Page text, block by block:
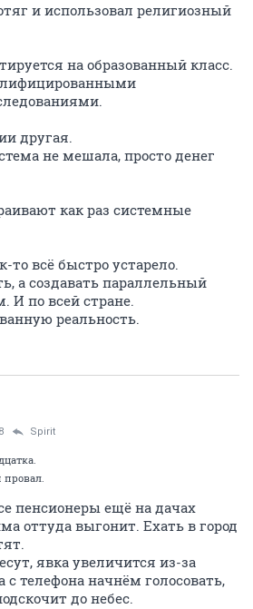
и использовал религиозный
на образованный класс.
другая.
не мешала, просто денег
как раз системные
то всё быстро устарело.
а создавать параллельный
И по всей стране.
реальность.
Spirit
провал.
пенсионеры ещё на дачах
оттуда выгонит. Ехать в город
явка увеличится из-за
с телефона начнём голосовать,
до небес.